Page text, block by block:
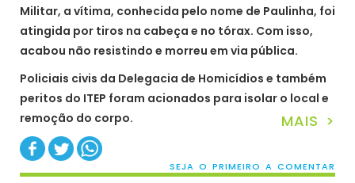
Militar, a vítima, conhecida pelo nome de Paulinha, foi
atingida por tiros na cabeça e no tórax. Com isso,
acabou não resistindo e morreu em via pública.
Policiais civis da Delegacia de Homicídios e também
peritos do ITEP foram acionados para isolar o local e
remoção do corpo.
MAIS >
SEJA O PRIMEIRO A COMENTAR